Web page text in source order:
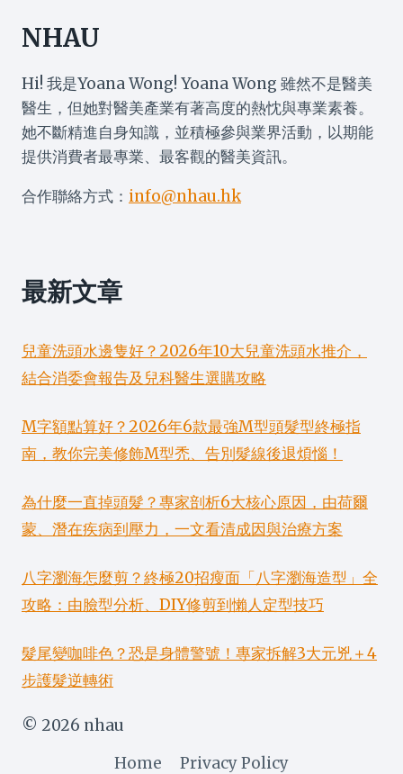
NHAU
Hi! 我是Yoana Wong! Yoana Wong 雖然不是醫美
醫生，但她對醫美產業有著高度的熱忱與專業素養。
她不斷精進自身知識，並積極參與業界活動，以期能
提供消費者最專業、最客觀的醫美資訊。
合作聯絡方式： info@nhau.hk
最新文章
兒童洗頭水邊隻好？2026年10大兒童洗頭水推介，
結合消委會報告及兒科醫生選購攻略
M字額點算好？2026年6款最強M型頭髮型終極指
南，教你完美修飾M型禿、告別髮線後退煩惱！
為什麼一直掉頭髮？專家剖析6大核心原因，由荷爾
蒙、潛在疾病到壓力，一文看清成因與治療方案
八字瀏海怎麼剪？終極20招瘦面「八字瀏海造型」全
攻略：由臉型分析、DIY修剪到懶人定型技巧
髮尾變咖啡色？恐是身體警號！專家拆解3大元兇＋4
步護髮逆轉術
© 2026 nhau
Home
Privacy Policy